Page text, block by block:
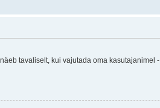
tavaliselt, kui vajutada oma kasutajanimel